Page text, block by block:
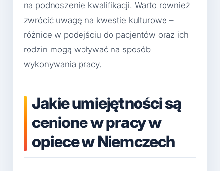
na podnoszenie kwalifikacji. Warto również
zwrócić uwagę na kwestie kulturowe –
różnice w podejściu do pacjentów oraz ich
rodzin mogą wpływać na sposób
wykonywania pracy.
Jakie umiejętności są
cenione w pracy w
opiece w Niemczech